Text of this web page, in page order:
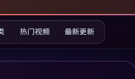
热门视频 最新更新